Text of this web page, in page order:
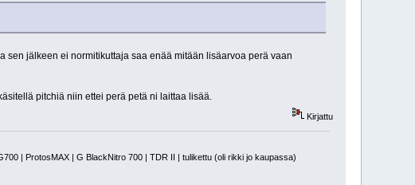
jälkeen ei normitikuttaja saa enää mitään lisäarvoa perä vaan
pitchiä niin ettei perä petä ni laittaa lisää.
Kirjattu
| ProtosMAX | G BlackNitro 700 | TDR II | tulikettu (oli rikki jo kaupassa)